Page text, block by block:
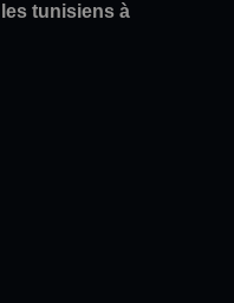
tunisiens à